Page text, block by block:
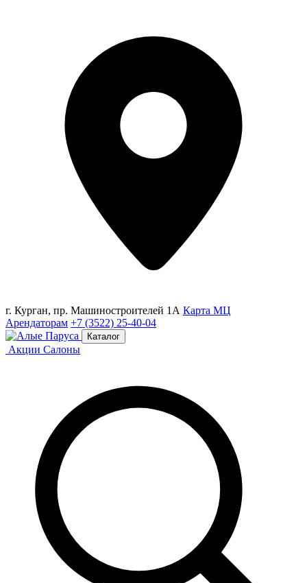
г. Курган, пр. Машиностроителей 1А Карта МЦ
Арендаторам +7 (3522) 25-40-04
Каталог
Акции Салоны